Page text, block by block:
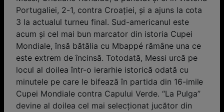
Portugaliei, 2-1, contra Croaţiei, şi a ajuns la cota
3 la actualul turneu final. Sud-americanul este
acum şi cel mai bun marcator din istoria Cupei
Mondiale, însă bătălia cu Mbappé rămâne una ce
este extrem de încinsă. Totodată, Messi urcă pe
locul al doilea într-o ierarhie istorică odată cu
minutele pe care le bifează în partida din 16-imile
Cupei Mondiale contra Capului Verde. “La Pulga”
devine al doilea cel mai selecționat jucător din